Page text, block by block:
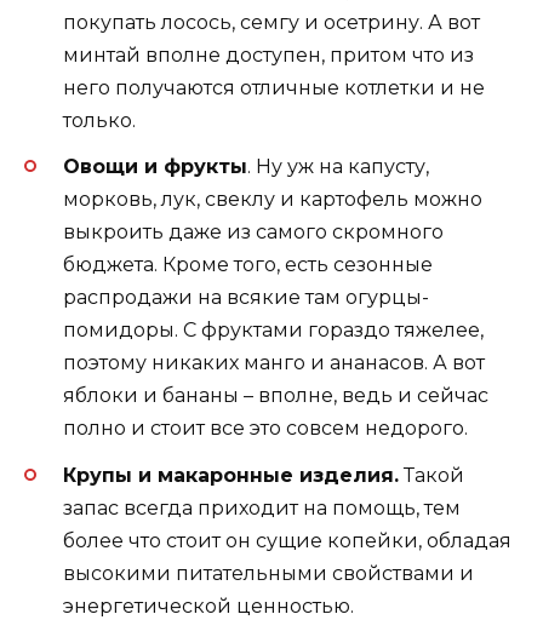
покупать лосось, семгу и осетрину. А вот
минтай вполне доступен, притом что из
него получаются отличные котлетки и не
только.
Овощи и фрукты. Ну уж на капусту,
морковь, лук, свеклу и картофель можно
выкроить даже из самого скромного
бюджета. Кроме того, есть сезонные
распродажи на всякие там огурцы-
помидоры. С фруктами гораздо тяжелее,
поэтому никаких манго и ананасов. А вот
яблоки и бананы – вполне, ведь и сейчас
полно и стоит все это совсем недорого.
Крупы и макаронные изделия.Такой
запас всегда приходит на помощь, тем
более что стоит он сущие копейки, обладая
высокими питательными свойствами и
энергетической ценностью.